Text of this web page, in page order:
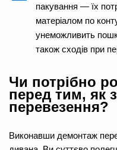
пакування — їх
матеріалом по
унеможливить
також сходів при
Чи потрібно
перед тим, як
перевезення?
Виконавши демонтаж